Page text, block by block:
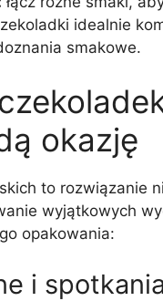
idealnie
smakowe.
okazję
to rozwiązanie
wyjątkowych
opakowania:
i